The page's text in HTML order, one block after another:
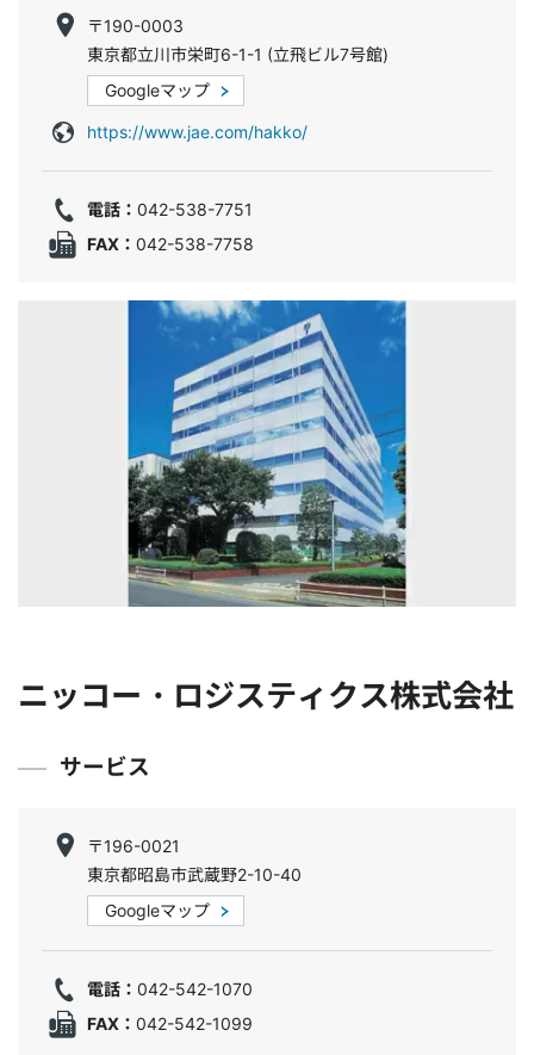
〒190-0003
東京都立川市栄町6-1-1 (立飛ビル7号館)
Googleマップ
https://www.jae.com/hakko/
電話： 042-538-7751
FAX： 042-538-7758
ニッコー・ロジスティクス株式会社
サービス
〒196-0021
東京都昭島市武蔵野2-10-40
Googleマップ
電話： 042-542-1070
FAX： 042-542-1099